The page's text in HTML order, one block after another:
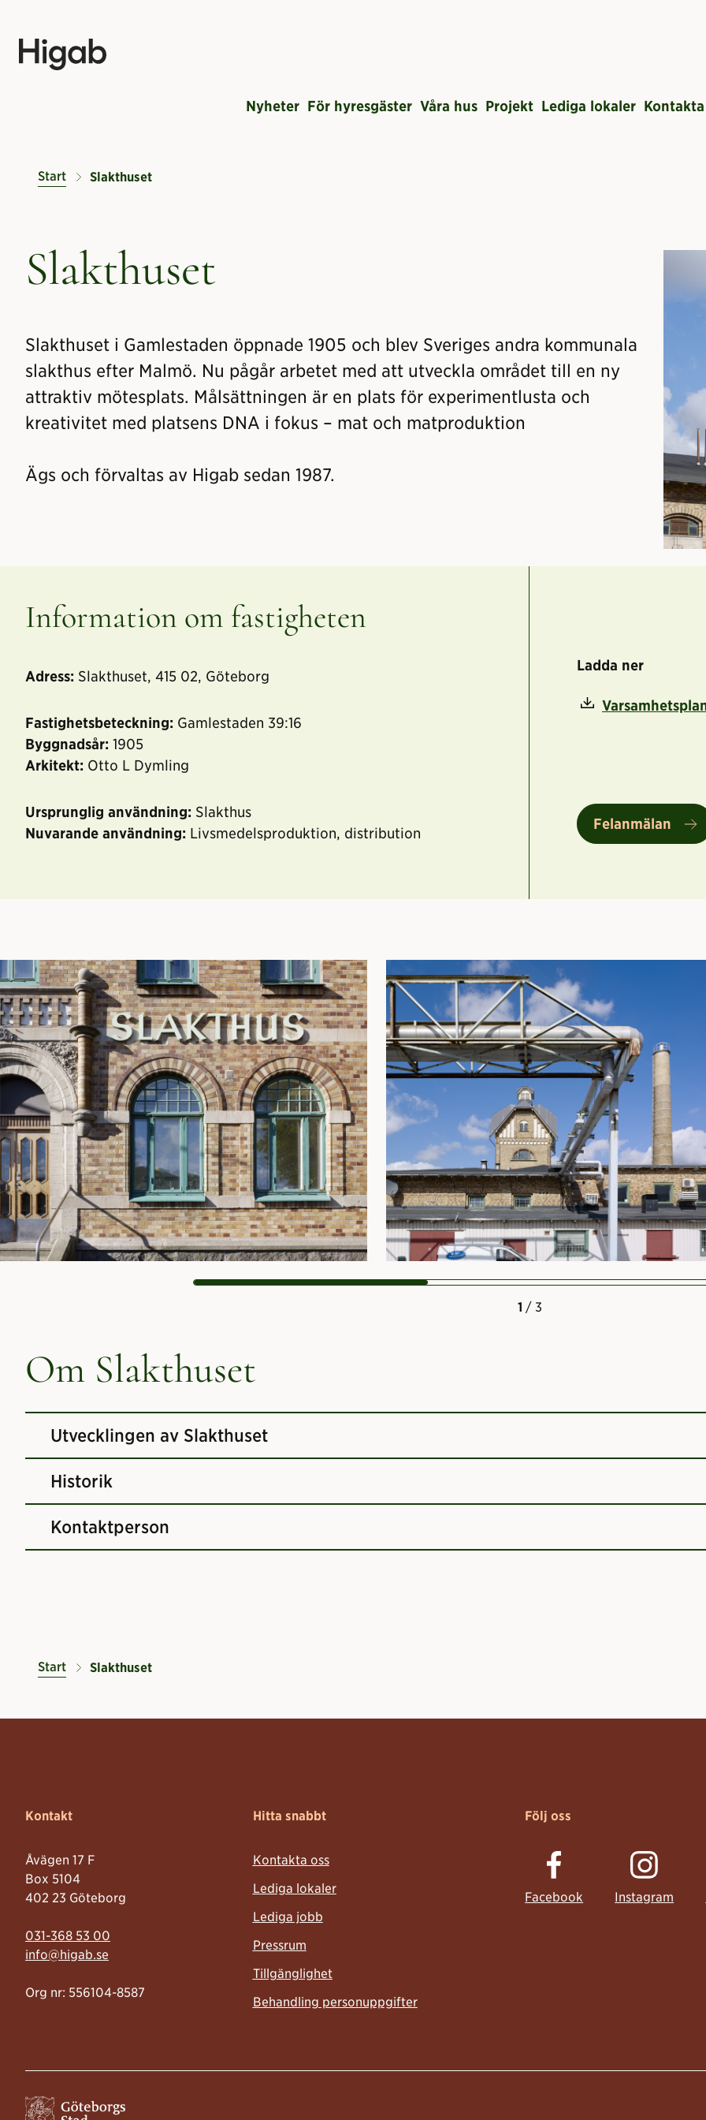
Nyheter För hyresgäster Våra hus Projekt Lediga lokaler Kontakta
Start Slakthuset
Slakthuset
Slakthuset i Gamlestaden öppnade 1905 och blev Sveriges andra kommunala
slakthus efter Malmö. Nu pågår arbetet med att utveckla området till en ny
attraktiv mötesplats. Målsättningen är en plats för experimentlusta och
kreativitet med platsens DNA i fokus – mat och matproduktion
Ägs och förvaltas av Higab sedan 1987.
Information om fastigheten
Adress: Slakthuset, 415 02, Göteborg
Fastighetsbeteckning: Gamlestaden 39:16
Byggnadsår: 1905
Arkitekt: Otto L Dymling
Ursprunglig användning: Slakthus
Nuvarande användning: Livsmedelsproduktion, distribution
Ladda ner
Felanmälan
1 / 3
Om Slakthuset
Utvecklingen av Slakthuset
Historik
Kontaktperson
Start Slakthuset
Kontakt
Åvägen 17 F
Box 5104
402 23 Göteborg
Telefonnummer:
031-368 53 00
Mailadress:
info@higab.se
Org nr: 556104-8587
Hitta snabbt
Kontakta oss
Lediga lokaler
Lediga jobb
Pressrum
Tillgänglighet
Behandling personuppgifter
Följ oss
Facebook Instagram